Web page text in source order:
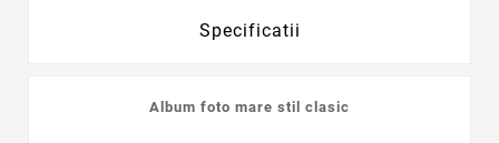
Specificatii
Album foto mare stil clasic